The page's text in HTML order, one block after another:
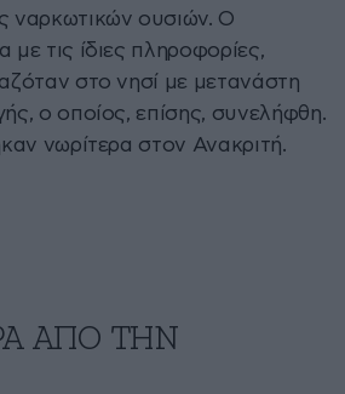
ναρκωτικών ουσιών. Ο
τις ίδιες πληροφορίες,
στο νησί με μετανάστη
ο οποίος, επίσης, συνελήφθη.
νωρίτερα στον Ανακριτή.
ΑΠΟ ΤΗΝ